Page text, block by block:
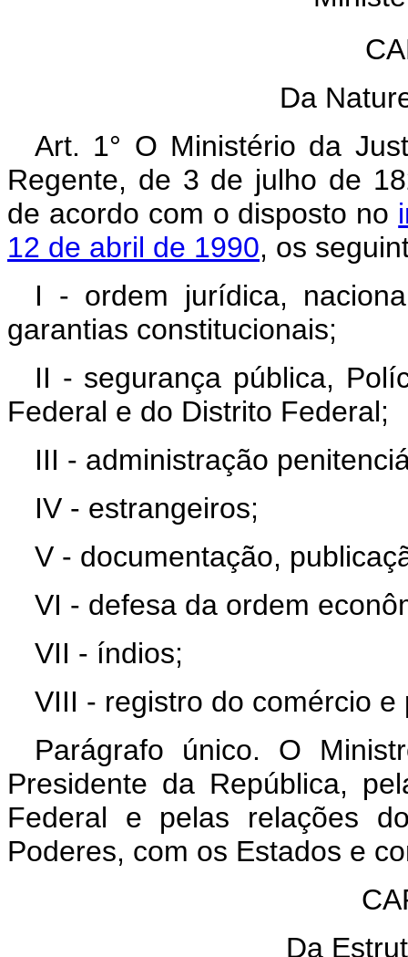
Da
Art. 1° O Ministério da
Regente, de 3 de julho de
de acordo com o disposto no
12 de abril de 1990, os
I - ordem jurídica,
garantias constitucionais;
II - segurança pública,
Federal e do Distrito Federal;
III - administração
IV - estrangeiros;
V - documentação,
VI - defesa da ordem
VII - índios;
VIII - registro do comércio
Parágrafo único. O
Presidente da República,
Federal e pelas relações
Poderes, com os Estados e
Da